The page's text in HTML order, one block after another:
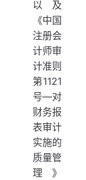
以及
《中国
注册会
计师审
计准则
第1121
号—对
财务报
表审计
实施的
质量管
理》